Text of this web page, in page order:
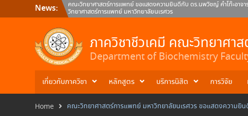
content
News: คณะวิทยาศาสตร์การแพทย์ ขอแสดงความยินดีกับ ดร.นพวิชญ์ คำโท๊ะอาจา
วิทยาศาสตร์การแพทย์ มหาวิทยาลัยนเรศวร
คณะวิทยาศาสตร์การแพทย์ มหาวิทยาลัยนเรศวร ขอแสดงความยินดีกับดร.
คณะวิทยาศาสตร์การแพทย์ ขอแสดงความยินดีกับ ผศ.ดร.สมภพว์ พินิจ อาจา
คณะวิทยาศาสตร์การแพทย์ มหาวิทยาลัยนเรศวร
ภาควิชาชีวเคมี คณะวิทยาศา
Department of Biochemistry
เกี่ยวกับภาควิชา หลักสูตร บริการนิสิต การวิจัย
Home คณะวิทยาศาสตร์การแพทย์ มหาวิทยาลัยนเรศวร ขอแสดงความยิน